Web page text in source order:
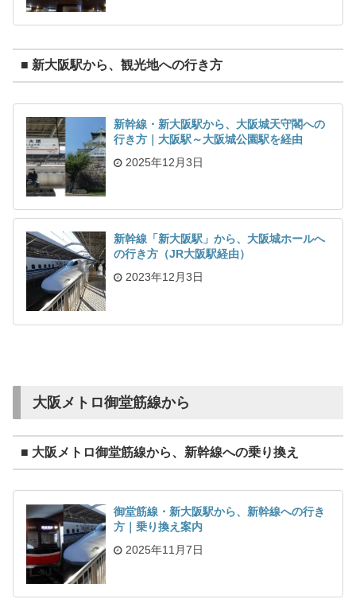
■ 新大阪駅から、観光地への行き方
新幹線・新大阪駅から、大阪城天守閣への
行き方｜大阪駅～大阪城公園駅を経由
2025年12月3日
新幹線「新大阪駅」から、大阪城ホールへ
の行き方（JR大阪駅経由）
2023年12月3日
大阪メトロ御堂筋線から
■ 大阪メトロ御堂筋線から、新幹線への乗り換え
御堂筋線・新大阪駅から、新幹線への行き
方｜乗り換え案内
2025年11月7日